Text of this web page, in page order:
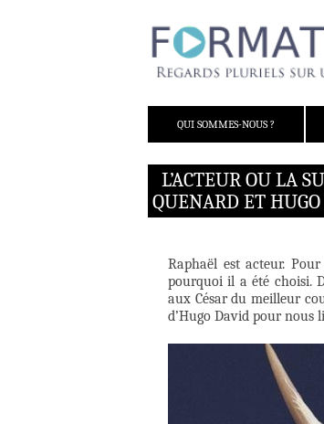
QUI SOMMES-NOUS ?
L’ACTEUR OU LA
QUENARD ET
Raphaël est acteur.
pourquoi il a été choisi.
aux César du meilleur
d’Hugo David pour nous